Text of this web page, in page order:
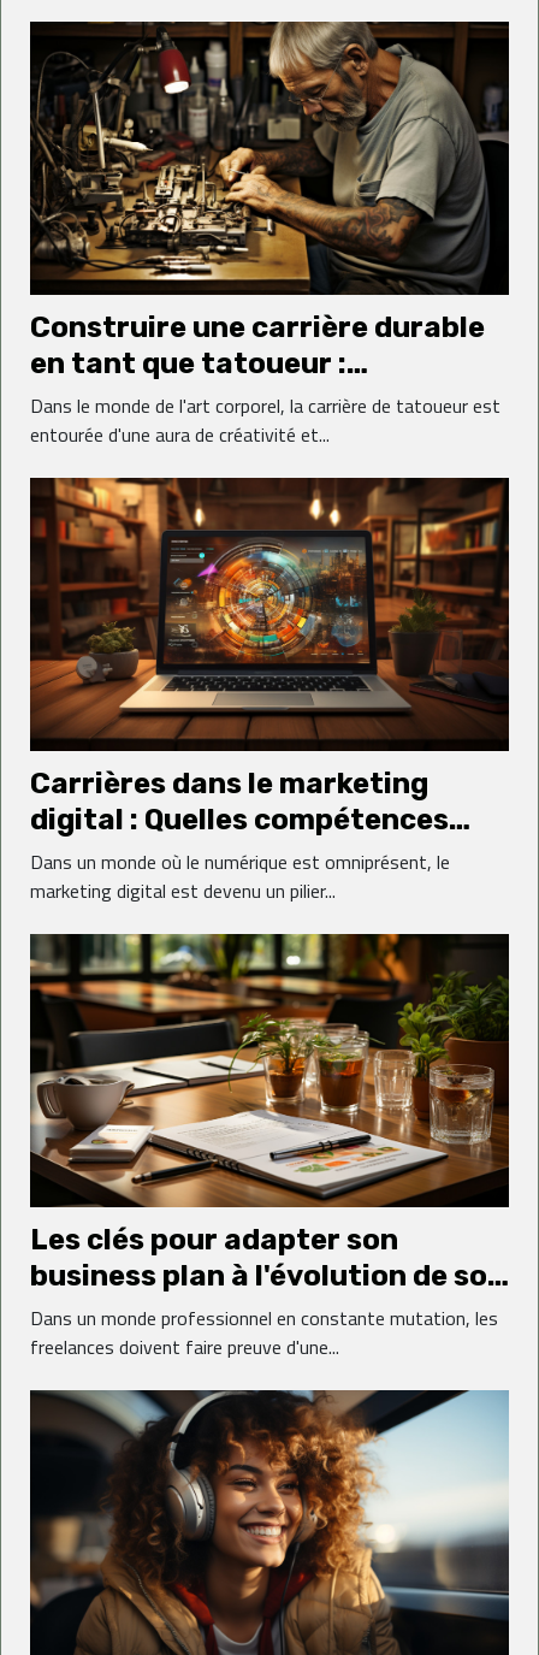
Construire une carrière durable
en tant que tatoueur :
compétences et qualités
essentielles
Dans le monde de l'art corporel, la carrière de tatoueur est
entourée d'une aura de créativité et...
Carrières dans le marketing
digital : Quelles compétences
sont les plus recherchées ?
Dans un monde où le numérique est omniprésent, le
marketing digital est devenu un pilier...
Les clés pour adapter son
business plan à l'évolution de son
activité de freelance
Dans un monde professionnel en constante mutation, les
freelances doivent faire preuve d'une...